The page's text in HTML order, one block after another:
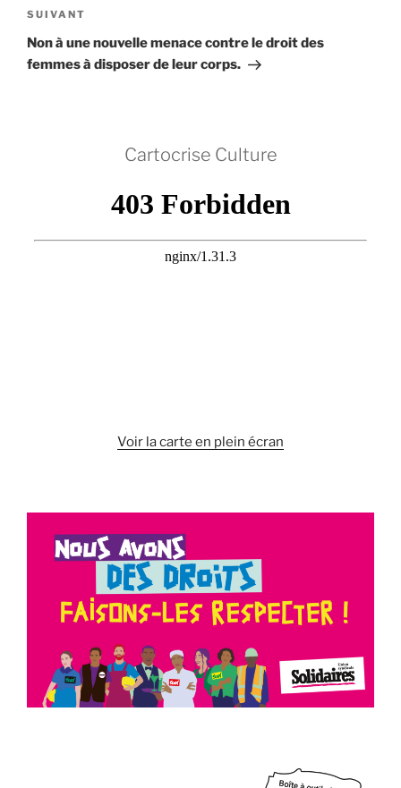
Article
suivant
SUIVANT
Non à une nouvelle menace contre le droit des
femmes à disposer de leur corps.
Cartocrise Culture
Voir la carte en plein écran